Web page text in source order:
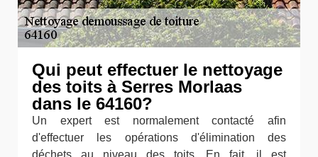
Qui peut effectuer le nettoyage
des toits à Serres Morlaas
dans le 64160?
Un expert est normalement contacté afin
d'effectuer les opérations d'élimination des
déchets au niveau des toits. En fait, il est